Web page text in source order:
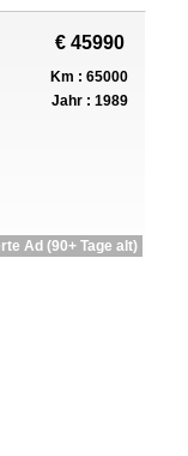
€ 45990
Km : 65000
Jahr : 1989
Ad (90+ Tage alt)